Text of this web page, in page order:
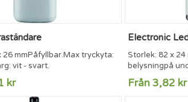
26 mmPåfyllbar.Max tryckyta:
vit - svart.
kr
Electronic
Storlek: 82 x 24
belysningpå
13 mm
Från 3,82 kr